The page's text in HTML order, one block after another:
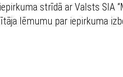
strīdā ar Valsts SIA
lēmumu par iepirkuma